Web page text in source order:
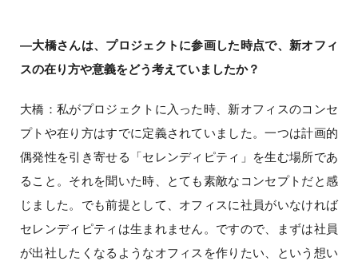
―大橋さんは、プロジェクトに参画した時点で、新オフィ
スの在り方や意義をどう考えていましたか？
大橋：私がプロジェクトに入った時、新オフィスのコンセ
プトや在り方はすでに定義されていました。一つは計画的
偶発性を引き寄せる「セレンディピティ」を生む場所であ
ること。それを聞いた時、とても素敵なコンセプトだと感
じました。でも前提として、オフィスに社員がいなければ
セレンディピティは生まれません。ですので、まずは社員
が出社したくなるようなオフィスを作りたい、という想い